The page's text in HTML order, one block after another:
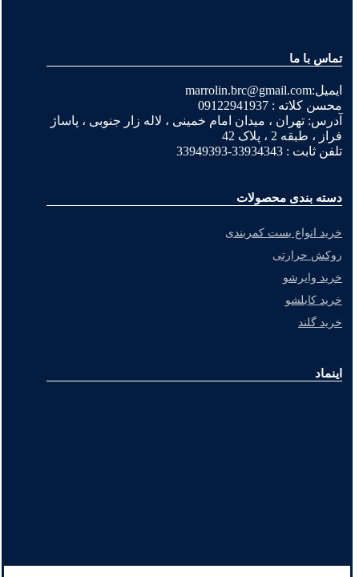
تماس با ما
ایمیل:marrolin.brc@gmail.com
محسن کلاته : 09122941937
آدرس: تهران ، میدان امام خمینی ، لاله زار جنوبی ، پاساژ
فراز ، طبقه 2 ، پلاک 42
تلفن ثابت : 33934343-33949393
دسته بندی محصولات
خرید انواع بست کمربندی
روکش حرارتی
خرید وایرشو
خرید کابلشو
خرید گلند
اینماد